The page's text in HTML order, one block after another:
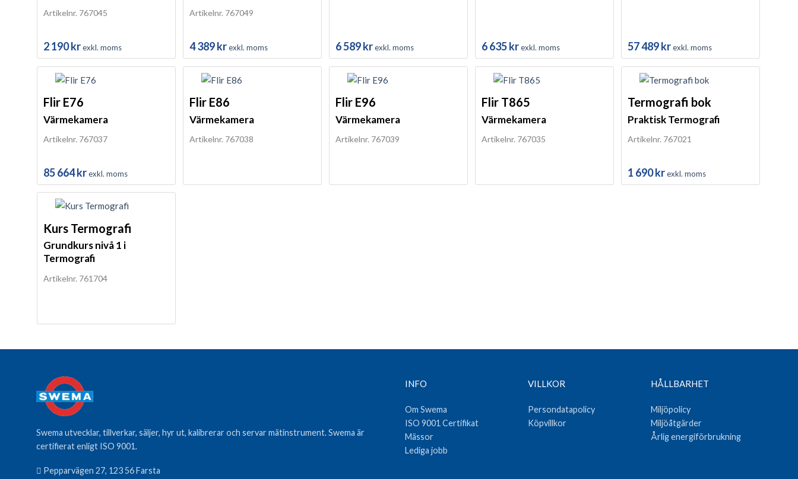
Artikelnr. 767045
2 190kr exkl. moms
Artikelnr. 767049
4 389kr exkl. moms 6 589kr exkl. moms 6 635kr exkl. moms 57 489kr exkl. moms
Flir E76
Värmekamera
Artikelnr. 767037
85 664kr exkl. moms
Flir E86
Värmekamera
Artikelnr. 767038
Flir E96
Värmekamera
Artikelnr. 767039
Flir T865
Värmekamera
Artikelnr. 767035
Termografi bok
Praktisk Termografi
Artikelnr. 767021
1 690kr exkl. moms
Kurs Termografi
Grundkurs nivå 1 i
Termografi
Artikelnr. 761704
Swema utvecklar, tillverkar, säljer, hyr ut, kalibrerar och servar mätinstrument. Swema är
certifierat enligt ISO 9001.
Pepparvägen 27, 123 56 Farsta
INFO
Om Swema
ISO 9001 Certifikat
Mässor
Lediga jobb
VILLKOR
Persondatapolicy
Köpvillkor
HÅLLBARHET
Miljöpolicy
Miljöåtgärder
Årlig energiförbrukning